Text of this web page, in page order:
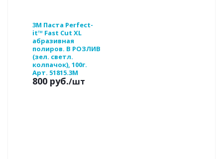
3М Паста Perfect-
it™ Fast Cut XL
абразивная
полиров. В РОЗЛИВ
(зел. светл.
колпачок), 100г.
Арт. 51815.3M
800 руб./шт